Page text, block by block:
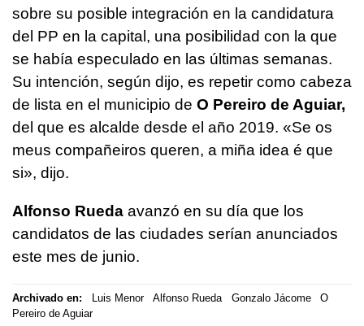
sobre su posible integración en la candidatura
del PP en la capital, una posibilidad con la que
se había especulado en las últimas semanas.
Su intención, según dijo, es repetir como cabeza
de lista en el municipio de O Pereiro de Aguiar,
del que es alcalde desde el año 2019. «Se os
meus compañeiros queren, a miña idea é que
si», dijo.
Alfonso Rueda avanzó en su día que los
candidatos de las ciudades serían anunciados
este mes de junio.
Archivado en: Luis Menor Alfonso Rueda Gonzalo Jácome
O
Pereiro de Aguiar